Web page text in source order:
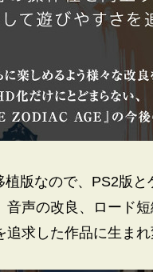
版なので、PS2版と
声の改良、ロード
求した作品に生まれ